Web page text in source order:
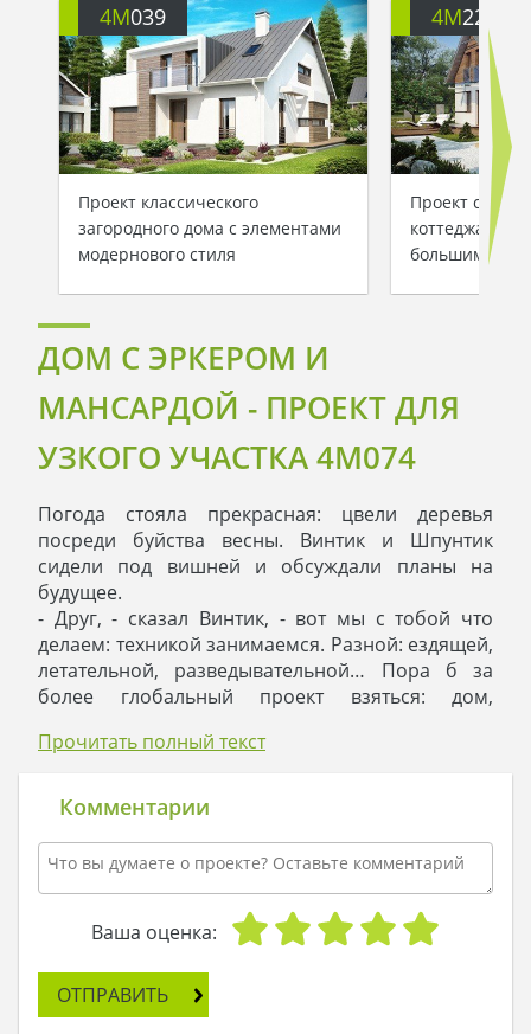
4M039
Проект классического
загородного дома с элементами
модернового стиля
4M220
Проект
коттеджа с
большим
ДОМ С ЭРКЕРОМ И
МАНСАРДОЙ - ПРОЕКТ ДЛЯ
УЗКОГО УЧАСТКА 4M074
Погода стояла прекрасная: цвели деревья
посреди буйства весны. Винтик и Шпунтик
сидели под вишней и обсуждали планы на
будущее.
- Друг, - сказал Винтик, - вот мы с тобой что
делаем: техникой занимаемся. Разной: ездящей,
летательной, разведывательной… Пора б за
более глобальный проект взяться: дом,
- Никогда не знаешь, что ждет за поворотом, но
рискованный Шпунтик. – Я вижу это так:
довольно большой двухэтажный коттедж с
мансардой, встроенным гаражом. Мы сделаем в
нем три спальни, гостиную и кабинет на первом
этаже. А знаешь, почему кабинет должен быть
рядом с гостиной? Потому что когда придут
развлечешь, а сам тихо так: шмыг! И уединился с
чертежами, окинул их взглядом, может, пару
Прочитать полный текст
Комментарии
Ваша оценка:
ОТПРАВИТЬ